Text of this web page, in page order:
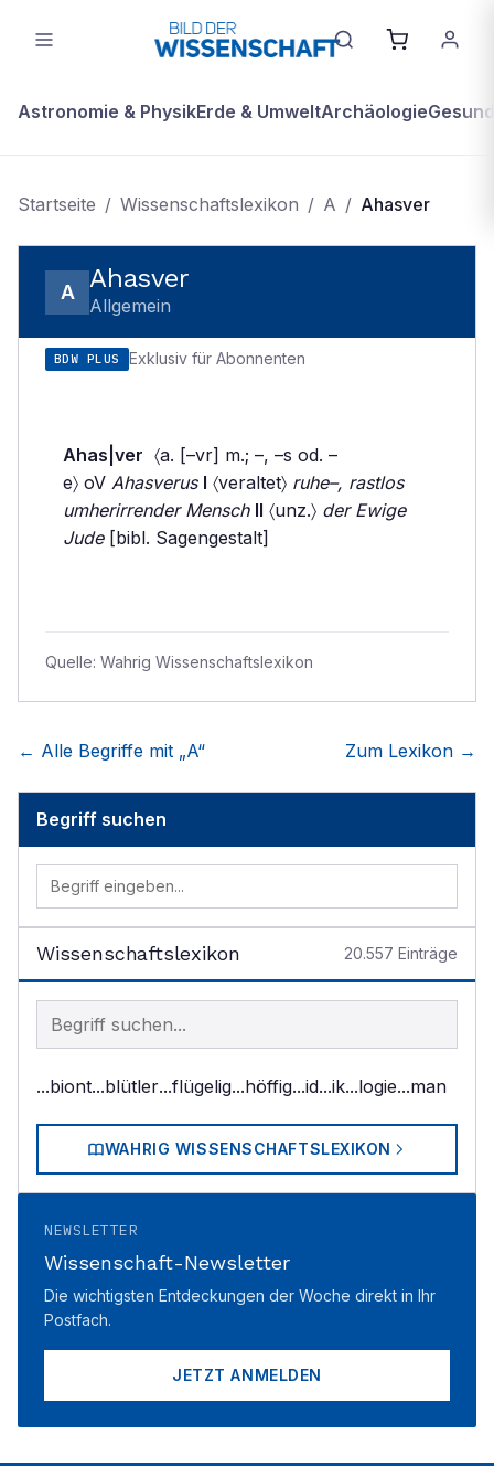
Astronomie & PhysikErde & UmweltArchäologie
Startseite / Wissenschaftslexikon / A / Ahasver
A Ahasver
Allgemein
BDW PLUS Exklusiv für Abonnenten
Ahas|ver 〈a. [–vr] m.; –, –s od. –
e〉 oV Ahasverus I 〈veraltet〉 ruhe–, rastlos
umherirrender Mensch II 〈unz.〉 der Ewige
Jude[bibl. Sagengestalt]
Quelle: Wahrig Wissenschaftslexikon
← Alle Begriffe mit „A“ Zum Lexikon →
Begriff suchen
Wissenschaftslexikon 20.557 Einträge
Begriff im Lexikon suchen
...biont...blütler...flügelig...höffig...id...ik...logie...man
WAHRIG WISSENSCHAFTSLEXIKON
NEWSLETTER
Wissenschaft-Newsletter
Die wichtigsten Entdeckungen der Woche direkt in Ihr
Postfach.
JETZT ANMELDEN